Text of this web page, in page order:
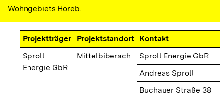
Wohngebiets Horeb.
Projektträger Projektstandort
Kontakt
Sproll
Energie GbR
Mittelbiberach
Sproll Energie GbR
Andreas Sproll
Buchauer Straße 38